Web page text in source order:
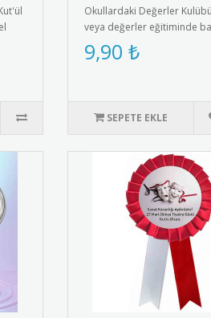
Okullardaki Değerler
veya değerler eğitiminde
öğrencileri ödüllendirm..
9,90 ₺
SEPETE EKLE